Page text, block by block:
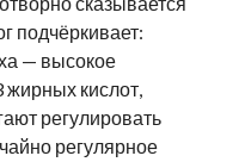
подчёркивает:
— высокое
жирных кислот,
регулировать
регулярное